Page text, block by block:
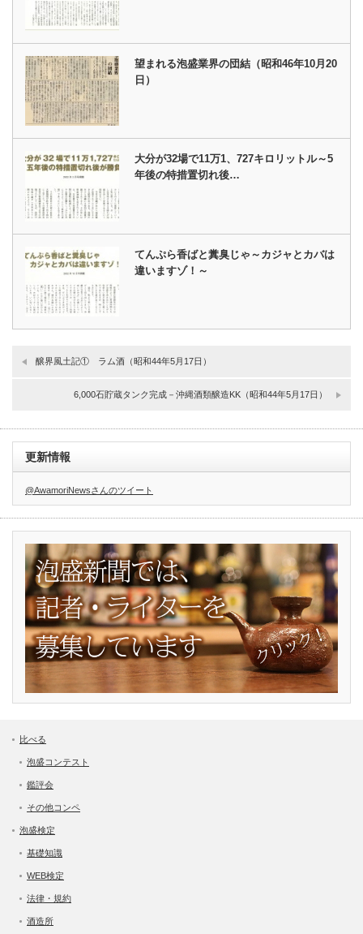
望まれる泡盛業界の団結（昭和46年10月20
日）
大分が32場で11万1、727キロリットル～5
年後の特措置切れ後…
てんぷら香ばと糞臭じゃ～カジャとカバは
違いますゾ！～
醸界風土記① ラム酒（昭和44年5月17日）
6,000石貯蔵タンク完成－沖縄酒類醸造KK（昭和44年5月17日）
更新情報
@AwamoriNewsさんのツイート
比べる
泡盛コンテスト
鑑評会
その他コンペ
泡盛検定
基礎知識
WEB検定
法律・規約
酒造所